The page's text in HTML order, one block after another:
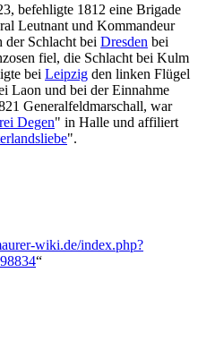
befehligte 1812 eine Brigade
Leutnant und Kommandeur
der Schlacht bei Dresden bei
fiel, die Schlacht bei Kulm
bei Leipzig den linken Flügel
Laon und bei der Einnahme
Generalfeldmarschall, war
Degen" in Halle und affiliert
".
wiki.de/index.php?
“